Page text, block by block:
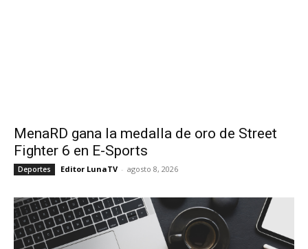
MenaRD gana la medalla de oro de Street
Fighter 6 en E-Sports
Deportes Editor LunaTV - agosto 8, 2026